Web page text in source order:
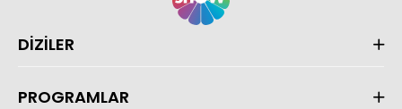
DİZİLER
PROGRAMLAR